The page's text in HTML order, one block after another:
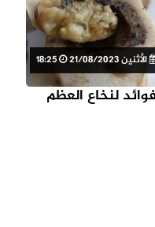
الأثنين 21/08/2023